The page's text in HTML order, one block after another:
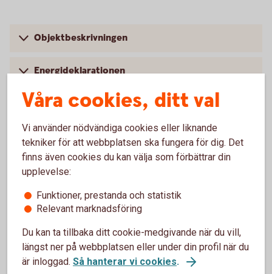
Objektbeskrivningen
Energideklarationen
Undersökningsplikt
Dolda fel
Att hålla koll på när du köper
bostadsrätt
Bostadsföreningens ekonomi
Våra cookies, ditt val
Vi använder nödvändiga cookies eller liknande
tekniker för att webbplatsen ska fungera för dig. Det
finns även cookies du kan välja som förbättrar din
upplevelse:
Funktioner, prestanda och statistik
Relevant marknadsföring
Du kan ta tillbaka ditt cookie-medgivande när du vill,
längst ner på webbplatsen eller under din profil när du
är inloggad. Så hanterar vi cookies.